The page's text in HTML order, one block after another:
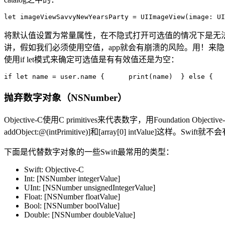
let imageViewSavvyNewYearsParty = UIImageView(image:
将默认值设置为常量属性，在不隐式打开可选值的情况下是
讲，假如我们必须使用空值，app就会有崩溃的风险。用！来
使用if let模式来确定可选值是有有效值还是为空：
if let name = user.name { print(name)  }
抛弃数字对象（NSNumber）
Objective-C使用C primitives来代表数字，用Foundation
addObject:@(intPrimitive)]和[array[0] intValue]这样。Swift就
下面是代替数字对象的一些Swift最常用的类型：
Swift: Objective-C
Int: [NSNumber integerValue]
UInt: [NSNumber unsignedIntegerValue]
Float: [NSNumber floatValue]
Bool: [NSNumber boolValue]
Double: [NSNumber doubleValue]